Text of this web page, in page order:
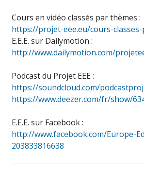
Cours en vidéo classés par thèmes :
https://projet-eee.eu/cours-
E.E.E. sur Dailymotion :
http://www.dailymotion.com/
Podcast du Projet EEE :
https://soundcloud.com/
https://www.deezer.com/fr/show/
E.E.E. sur Facebook :
http://www.facebook.com/Europe-
203833816638